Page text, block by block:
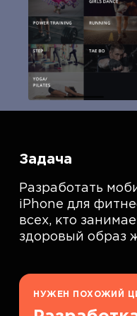
Задача
Разработать
iPhone для
всех, кто
здоровый образ
НУЖЕН ПОХОЖИЙ